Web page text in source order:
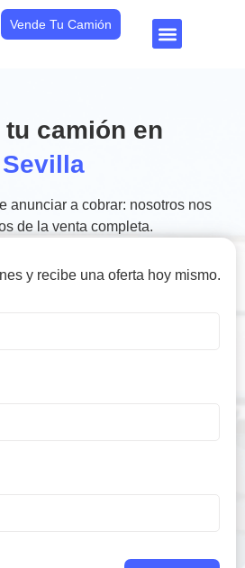
Vende Tu Camión
tu camión en
Sevilla
anunciar a cobrar: nosotros nos
de la venta completa.
y recibe una oferta hoy mismo.